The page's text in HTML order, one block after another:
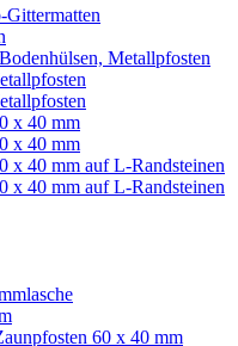
Metallpfosten
x 40 mm
x 40 mm
x 40 mm auf L-Randsteinen
x 40 mm auf L-Randsteinen
60 x 40 mm